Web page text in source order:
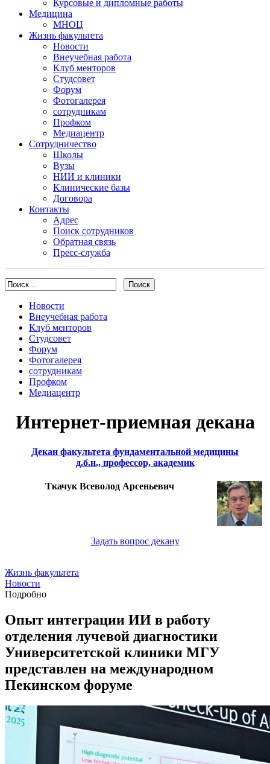
Курсовые и дипломные работы
Медицина
МНОЦ
Жизнь факультета
Новости
Внеучебная работа
Клуб менторов
Студсовет
Форум
Фотогалерея
сотрудникам
Профком
Медиацентр
Сотрудничество
Школы
Вузы
НИИ и клиники
Клинические базы
Договора
Контакты
Адрес
Поиск сотрудников
Обратная связь
Пресс-служба
Новости
Внеучебная работа
Клуб менторов
Студсовет
Форум
Фотогалерея
сотрудникам
Профком
Медиацентр
Интернет-приемная декана
Декан факультета фундаментальной медицины
д.б.н., профессор, академик
Ткачук Всеволод Арсеньевич
Задать вопрос декану
Жизнь факультета
Новости
Подробно
Опыт интеграции ИИ в работу
отделения лучевой диагностики
Университетской клиники МГУ
представлен на международном
Пекинском форуме